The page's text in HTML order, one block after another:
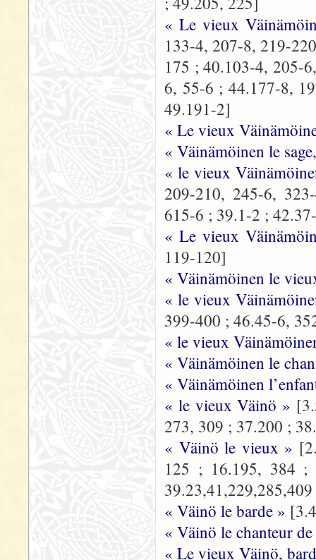
« Le vieux
133-4, 207-8, 219-
175 ; 40.103-4, 205-
6, 55-6 ; 44.177-8,
49.191-2]
« Le vieux
« Väinämöinen le
« le vieux
209-210, 245-6,
615-6 ; 39.1-2 ;
« Le vieux
119-120]
« Väinämöinen le
« le vieux
399-400 ; 46.45-6,
« le vieux
« Väinämöinen le
« Väinämöinen
« le vieux Väinö »
273, 309 ; 37.200 ;
« Väinö le vieux »
125 ; 16.195, 384
« Väinö le barde »
« Väinö le chanteur
« Le vieux Väinö,